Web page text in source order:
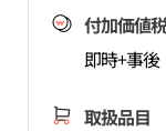
付加価値
即時+事後
取扱品目